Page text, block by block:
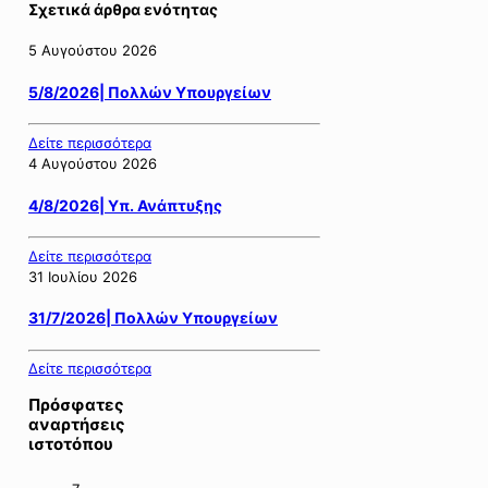
Σχετικά άρθρα ενότητας
5 Αυγούστου 2026
5/8/2026| Πολλών Υπουργείων
Δείτε περισσότερα
4 Αυγούστου 2026
4/8/2026| Υπ. Ανάπτυξης
Δείτε περισσότερα
31 Ιουλίου 2026
31/7/2026| Πολλών Υπουργείων
Δείτε περισσότερα
Πρόσφατες
αναρτήσεις
ιστοτόπου